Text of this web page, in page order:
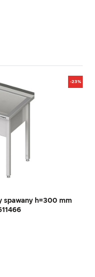
-23%
spawany h=300 mm